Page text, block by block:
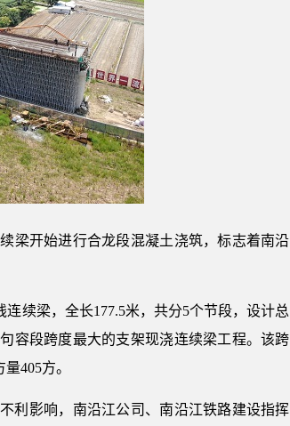
梁开始进行合龙段混凝土浇筑，标志着南沿
续梁，全长177.5米，共分5个节段，设计总
容段跨度最大的支架现浇连续梁工程。该跨
405方。
利影响，南沿江公司、南沿江铁路建设指挥